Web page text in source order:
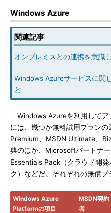
Windows Azure
関連記事
オンプレミスとの連携を意識
Windows Azureサービスに関
と
Windows Azureを利用してア
には、幾つか無料試用プラン
Premium、MSDN Ultimate、
典のほか、Microsoftパートナ
Essentials Pack（クラウド開
ク）などだ。それぞれの無償プ
Windows Azure
Platformの項目
MSDN契約
者